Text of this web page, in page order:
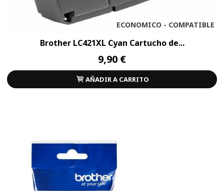
ECONOMICO - COMPATIBLE
Brother LC421XL Cyan Cartucho de...
9,90 €
AÑADIR A CARRITO